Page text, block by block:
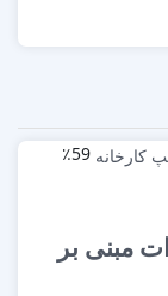
٪59
مبنی بر